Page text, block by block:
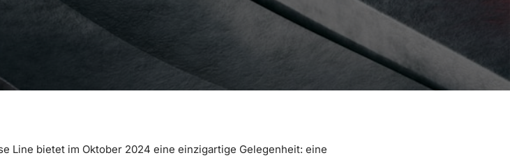
Line bietet im Oktober 2024 eine einzigartige Gelegenheit: eine